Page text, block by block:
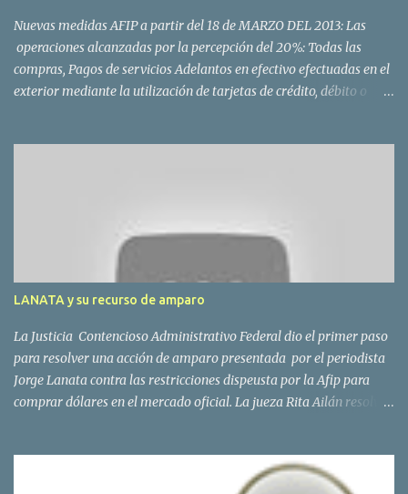
Nuevas medidas AFIP a partir del 18 de MARZO DEL 2013: Las
operaciones alcanzadas por la percepción del 20%: Todas las
compras, Pagos de servicios Adelantos en efectivo efectuadas en el
exterior mediante la utilización de tarjetas de crédito, débito o
oficial. El “dólar turista”, que es el que pagaría quien concreta
compras en el extranjero pasará a valer $ 6,12, un 31% menos que
la cotización del dólar blue. La AFIP ahora pedirá más información
a los bancos sobre los movimientos de sus clientes. La...
LANATA y su recurso de amparo
La Justicia Contencioso Administrativo Federal dio el primer paso
para resolver una acción de amparo presentada por el periodista
Jorge Lanata contra las restricciones dispeusta por la Afip para
comprar dólares en el mercado oficial. La jueza Rita Ailán resolvió
hará lugar o no al pedido del periodista para que se lo autorice a
comprar moneda extranjera en el mercado oficial. El Sr Lanata,